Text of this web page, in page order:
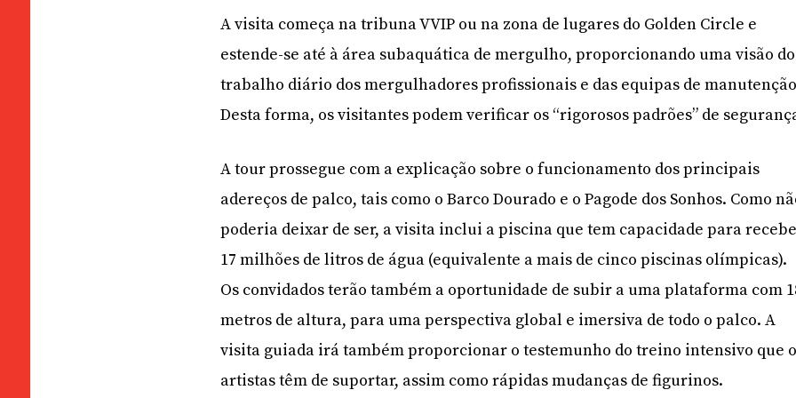
A visita começa na tribuna VVIP ou na zona de lugares do Golden Circle e
estende-se até à área subaquática de mergulho, proporcionando uma visão do
trabalho diário dos mergulhadores profissionais e das equipas de
Desta forma, os visitantes podem verificar os “rigorosos padrões” de
A tour prossegue com a explicação sobre o funcionamento dos principais
adereços de palco, tais como o Barco Dourado e o Pagode dos Sonhos. Como
poderia deixar de ser, a visita inclui a piscina que tem capacidade para
17 milhões de litros de água (equivalente a mais de cinco piscinas olímpicas).
Os convidados terão também a oportunidade de subir a uma plataforma com
metros de altura, para uma perspectiva global e imersiva de todo o palco. A
visita guiada irá também proporcionar o testemunho do treino intensivo que
artistas têm de suportar, assim como rápidas mudanças de figurinos.